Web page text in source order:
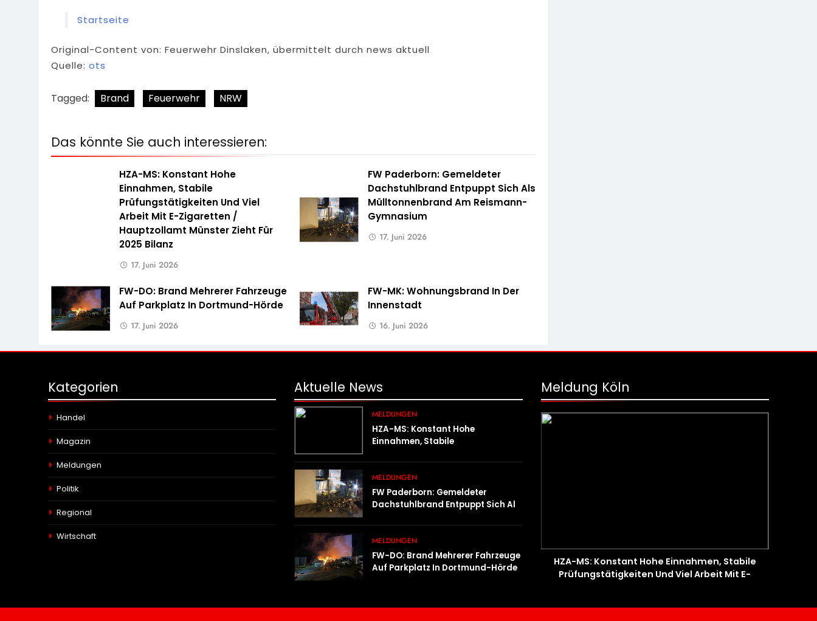
Startseite
Original-Content von: Feuerwehr Dinslaken, übermittelt durch news aktuell
Quelle: ots
Tagged: Brand Feuerwehr NRW
Das könnte Sie auch interessieren:
HZA-MS: Konstant Hohe
Einnahmen, Stabile
Prüfungstätigkeiten Und Viel
Arbeit Mit E-Zigaretten /
Hauptzollamt Münster Zieht Für
2025 Bilanz
17. Juni 2026
FW Paderborn: Gemeldeter
Dachstuhlbrand Entpuppt Sich Als
Mülltonnenbrand Am Reismann-
Gymnasium
17. Juni 2026
FW-DO: Brand Mehrerer Fahrzeuge
Auf Parkplatz In Dortmund-Hörde
17. Juni 2026
FW-MK: Wohnungsbrand In Der
Innenstadt
16. Juni 2026
Kategorien
Handel
Magazin
Meldungen
Politik
Regional
Wirtschaft
Aktuelle News
MELDUNGEN
HZA-MS: Konstant Hohe
Einnahmen, Stabile
Arbeit Mit E-Zigaretten /
Hauptzollamt Münster Zieht Für
2025 Bilanz
MELDUNGEN
FW Paderborn: Gemeldeter
Dachstuhlbrand Entpuppt Sich Als
Gymnasium
MELDUNGEN
FW-DO: Brand Mehrerer Fahrzeuge
Auf Parkplatz In Dortmund-Hörde
Meldung Köln
HZA-MS: Konstant Hohe Einnahmen, Stabile
Prüfungstätigkeiten Und Viel Arbeit Mit E-